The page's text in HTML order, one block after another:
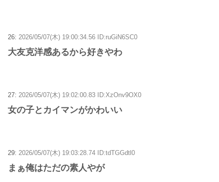
26: 2026/05/07(木) 19:00:34.56 ID:ruGiN6SC0
大友克洋感あるから好きやわ
27: 2026/05/07(木) 19:02:00.83 ID:XzOnv9OX0
女の子とカイマンがかわいい
29: 2026/05/07(木) 19:03:28.74 ID:tdTGGdtl0
まぁ俺はただの素人やが